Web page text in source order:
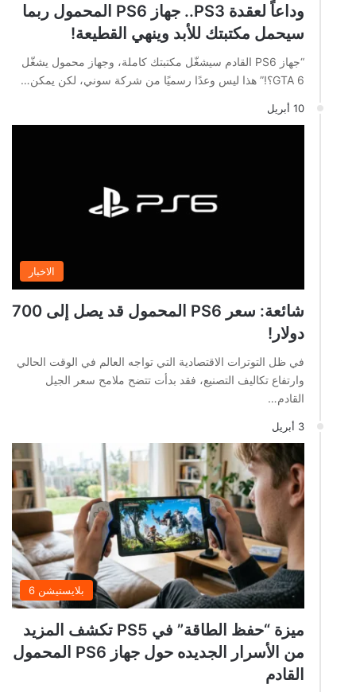
وداعاً لعقدة PS3.. جهاز PS6 المحمول ربما
سيحمل مكتبتك للأبد وينهي القطيعة!
“جهاز PS6 القادم سيشغّل مكتبتك كاملة، وجهاز محمول يشغّل
GTA 6؟!” هذا ليس وعدًا رسميًا من شركة سوني، لكن يمكن…
10 أبريل
الاخبار
شائعة: سعر PS6 المحمول قد يصل إلى 700
دولار!
في ظل التوترات الاقتصادية التي تواجه العالم في الوقت الحالي
وارتفاع تكاليف التصنيع، فقد بدأت تتضح ملامح سعر الجيل
القادم…
3 أبريل
بلايستيشن 6
ميزة “حفظ الطاقة” في PS5 تكشف المزيد
من الأسرار الجديده حول جهاز PS6 المحمول
القادم